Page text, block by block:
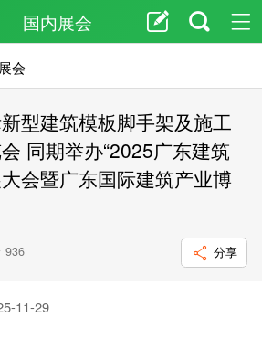
国内展会
会
型建筑模板脚手架及施工
同期举办“2025广东建筑
会暨广东国际建筑产业博
936 分享
11-29